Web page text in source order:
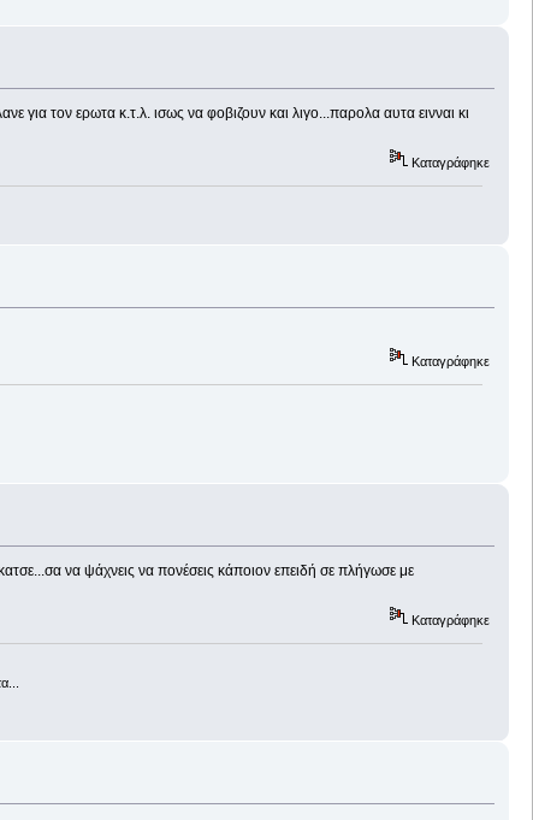
για τον ερωτα κ.τ.λ. ισως να φοβιζουν και λιγο...παρολα αυτα εινναι κι
Καταγράφηκε
Καταγράφηκε
να ψάχνεις να πονέσεις κάποιον επειδή σε πλήγωσε με
Καταγράφηκε